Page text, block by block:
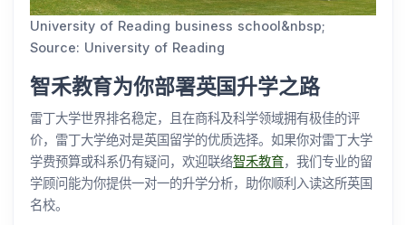
University of Reading business school&nbsp;
Source: University of Reading
智禾教育为你部署英国升学之路
雷丁大学世界排名稳定，且在商科及科学领域拥有极佳的评
价，雷丁大学绝对是英国留学的优质选择。如果你对雷丁大学
学费预算或科系仍有疑问，欢迎联络智禾教育，我们专业的留
学顾问能为你提供一对一的升学分析，助你顺利入读这所英国
名校。